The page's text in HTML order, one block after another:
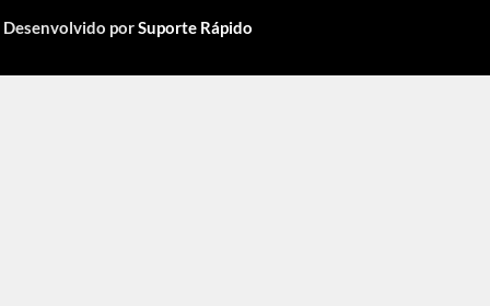
Desenvolvido porSuporte Rápido